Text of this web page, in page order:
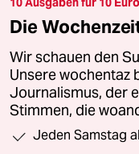
Die
Wir schauen den
Unsere wochentaz
Journalismus, der
Stimmen, die
Jeden Samstag